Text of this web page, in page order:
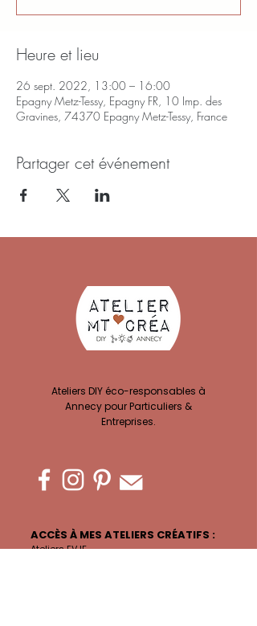
Heure et lieu
26 sept. 2022, 13:00 – 16:00
Epagny Metz-Tessy, Epagny FR, 10 Imp. des
Gravines, 74370 Epagny Metz-Tessy, France
Partager cet événement
Ateliers DIY éco-responsables à
Annecy pour Particuliers &
Entreprises.
ACCÈS À MES ATELIERS CRÉATIFS :
Ateliers EVJF